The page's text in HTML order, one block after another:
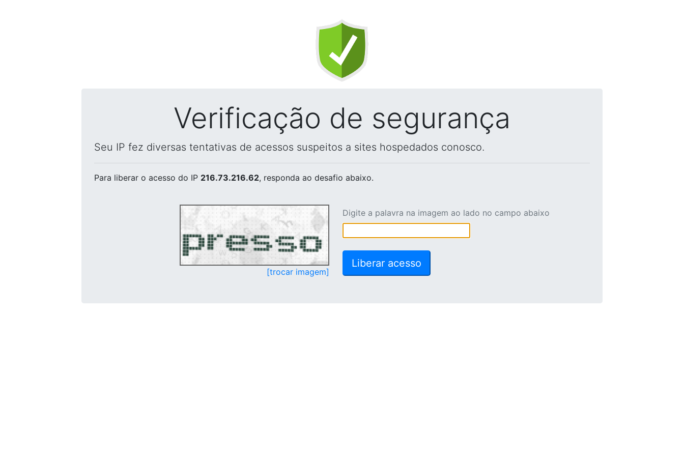
Verificação de segurança
Seu IP fez diversas tentativas de acessos suspeitos a sites hospedados conosco.
Para liberar o acesso do IP 216.73.216.62, responda ao desafio abaixo.
[trocar imagem]
Digite a palavra na imagem ao lado no campo abaixo